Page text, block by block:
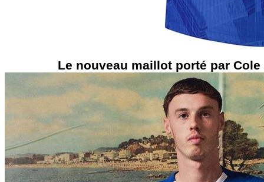
Le nouveau maillot porté par Cole